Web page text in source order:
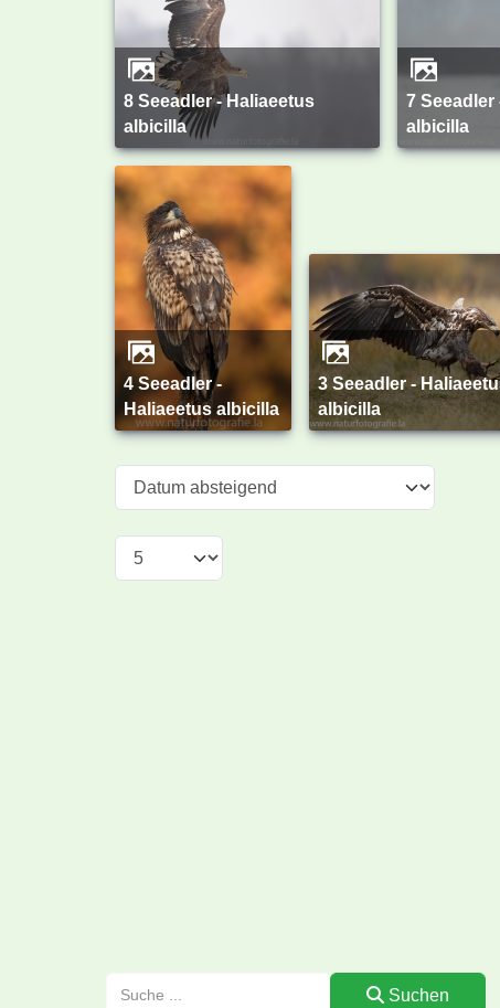
8 Seeadler - Haliaeetus
albicilla
7 Seeadler - Haliaeetus
albicilla
4 Seeadler -
Haliaeetus albicilla
3 Seeadler - Haliaeetus
albicilla
Suchen